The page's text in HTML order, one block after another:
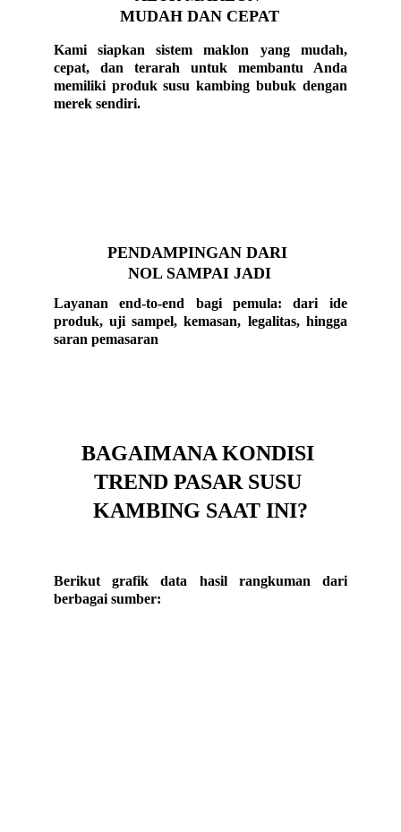
Kami siapkan sistem maklon yang mudah,
cepat, dan terarah untuk membantu Anda
memiliki produk susu kambing bubuk dengan
merek sendiri.
MUDAH DAN CEPAT
PENDAMPINGAN DARI
NOL SAMPAI JADI
Layanan end-to-end bagi pemula: dari ide
produk, uji sampel, kemasan, legalitas, hingga
saran pemasaran
BAGAIMANA KONDISI
TREND PASAR SUSU
KAMBING SAAT INI?
Berikut grafik data hasil rangkuman dari
berbagai sumber: